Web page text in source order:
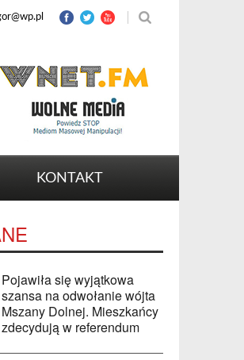
KONTAKT
Pojawiła się wyjątkowa
szansa na odwołanie wójta
Mszany Dolnej. Mieszkańcy
zdecydują w referendum